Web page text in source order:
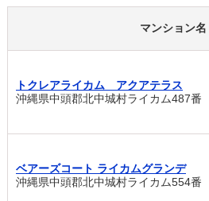
マンション名
トクレアライカム アクアテラス
沖縄県中頭郡北中城村ライカム487番
ベアーズコート ライカムグランデ
沖縄県中頭郡北中城村ライカム554番